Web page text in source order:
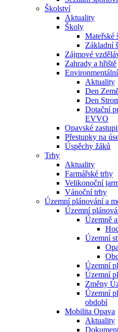
Školství
Aktuality
Školy
Mateřské
Základní
Zájmové
Zahrady a hřiště
Aktuality
Den
Den
Dotační
EVVO
Opavské
Přestupky na
Úspěchy žáků
Trhy
Aktuality
Farmářské trhy
Velikonoční
Vánoční trhy
Územní plánování a
Územní
Územně
Územní
Územní
Územní
Změny
Územní
období
Mobilita Opava
Aktuality